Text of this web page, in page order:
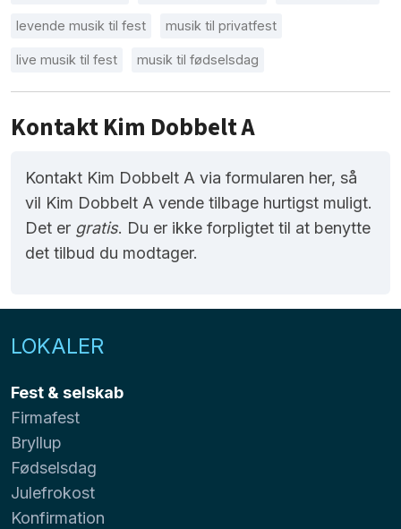
levende musik til fest musik til privatfest
live musik til fest musik til fødselsdag
Kontakt Kim Dobbelt A
Kontakt Kim Dobbelt A via formularen her, så
vil Kim Dobbelt A vende tilbage hurtigst muligt.
Det er gratis. Du er ikke forpligtet til at benytte
det tilbud du modtager.
LOKALER
Fest & selskab
Firmafest
Bryllup
Fødselsdag
Julefrokost
Konfirmation